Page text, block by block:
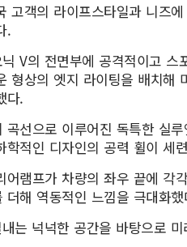
고객의 라이프스타일과 니즈
.
V의 전면부에 공격적이고
형상의 엣지 라이팅을 배치해
다.
곡선으로 이루어진 독특한 실
학적인 디자인의 공력 휠이 세
어램프가 차량의 좌우 끝에 각
더해 역동적인 느낌을 극대화했
는 넉넉한 공간을 바탕으로